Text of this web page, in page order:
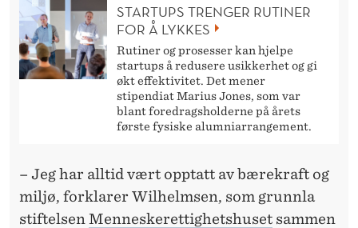
STARTUPS TRENGER RUTINER
FOR Å LYKKES
Rutiner og prosesser kan hjelpe
startups å redusere usikkerhet og gi
økt effektivitet. Det mener
stipendiat Marius Jones, som var
blant foredragsholderne på årets
første fysiske alumniarrangement.
– Jeg har alltid vært opptatt av bærekraft og
miljø, forklarer Wilhelmsen, som grunnla
stiftelsen Menneskerettighetshuset sammen